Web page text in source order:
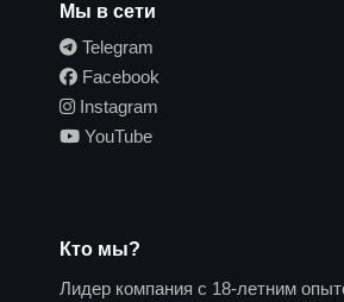
Мы в сети
Telegram
Facebook
Instagram
YouTube
Кто мы?
Лидер компания с 18-летним